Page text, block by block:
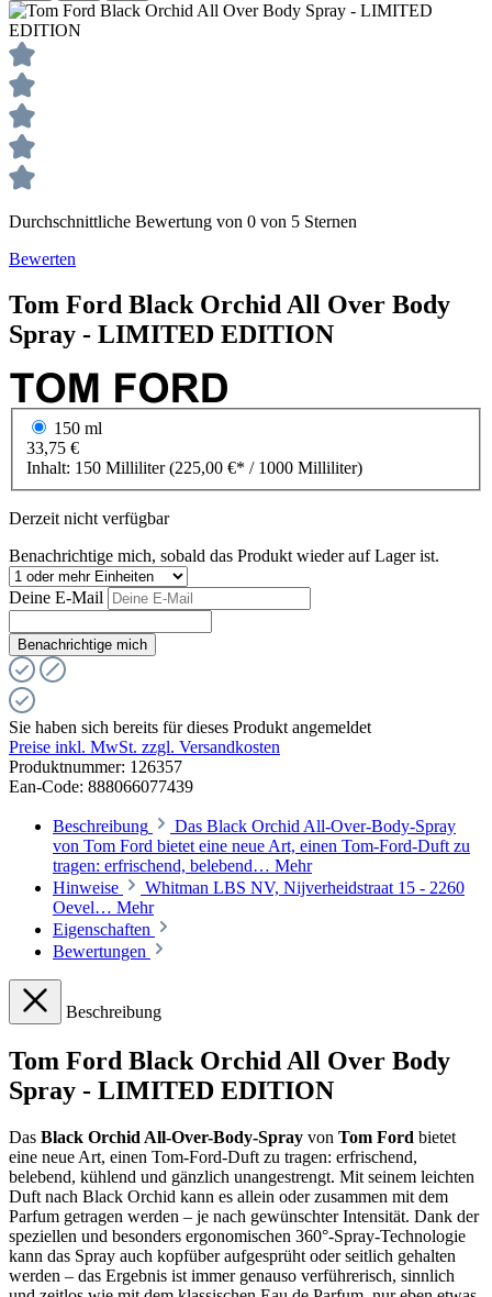
Durchschnittliche Bewertung von 0 von 5 Sternen
Bewerten
Tom Ford Black OrchidAll Over Body
Spray - LIMITED EDITION
150 ml
33,75 €
Inhalt: 150 Milliliter(225,00 €* / 1000 Milliliter)
Derzeit nicht verfügbar
Benachrichtige mich, sobald das Produkt wieder auf Lager ist.
Deine E-Mail
Benachrichtige mich
Sie haben sich bereits für dieses Produkt angemeldet
Preise inkl. MwSt. zzgl. Versandkosten
Produktnummer: 126357
Ean-Code: 888066077439
Beschreibung
Das Black Orchid All-Over-Body-Spray
von Tom Ford bietet eine neue Art, einen Tom-Ford-Duft zu
tragen: erfrischend, belebend… Mehr
Hinweise
Whitman LBS NV, Nijverheidstraat 15 - 2260
Oevel… Mehr
Eigenschaften
Bewertungen
Beschreibung
Tom Ford Black Orchid All Over Body
Spray - LIMITED EDITION
Das Black Orchid All-Over-Body-Spray von Tom Ford bietet
eine neue Art, einen Tom-Ford-Duft zu tragen: erfrischend,
belebend, kühlend und gänzlich unangestrengt. Mit seinem leichten
Duft nach Black Orchid kann es allein oder zusammen mit dem
Parfum getragen werden – je nach gewünschter Intensität. Dank der
speziellen und besonders ergonomischen 360°-Spray-Technologie
kann das Spray auch kopfüber aufgesprüht oder seitlich gehalten
werden – das Ergebnis ist immer genauso verführerisch, sinnlich